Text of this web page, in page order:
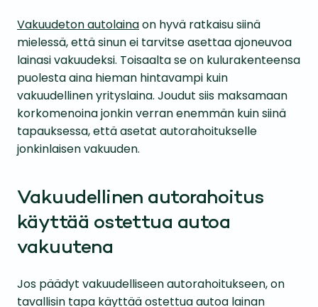
Vakuudeton autolainaon hyvä ratkaisu siinä
mielessä, että sinun ei tarvitse asettaa ajoneuvoa
lainasi vakuudeksi. Toisaalta se on kulurakenteensa
puolesta aina hieman hintavampi kuin
vakuudellinen yrityslaina. Joudut siis maksamaan
korkomenoina jonkin verran enemmän kuin siinä
tapauksessa, että asetat autorahoitukselle
jonkinlaisen vakuuden.
Vakuudellinen autorahoitus
käyttää ostettua autoa
vakuutena
Jos päädyt vakuudelliseen autorahoitukseen, on
tavallisin tapa käyttää ostettua autoa lainan